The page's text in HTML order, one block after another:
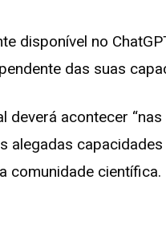
disponível no
das suas
acontecer
alegadas
comunidade científica.